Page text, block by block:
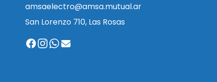
amsaelectro@amsa.mutual.ar
San Lorenzo 710, Las Rosas